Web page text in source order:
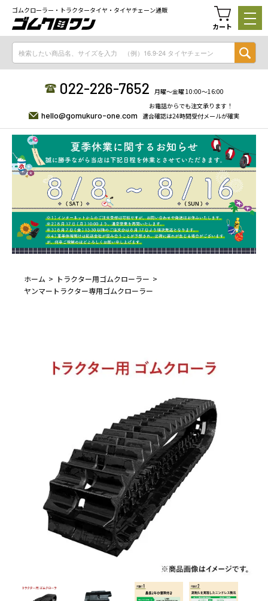
ゴムクローラー・トラクタータイヤ・タイヤチェーン通販
カート
022-226-7652 月曜〜金曜 10:00〜16:00
hello@gomukuro-one.com
お電話からでも注文承ります！
適合確認は24時間受付メールが確実
ホーム
トラクター用ゴムクローラー
ヤンマートラクター専用ゴムクローラー